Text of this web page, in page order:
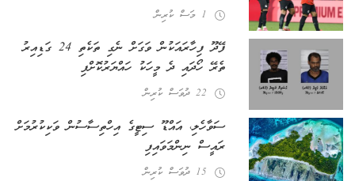
1 މަސް ކުރިން
ފޭދޫ ފިހާރައަކުން ވަގަށް ނެގި ތަކެތި 24 ގަޑިއިރު
ތެރޭ ހޯދައި ދެ މީހަކު ހައްޔަރުކޮށްފި
22 ދުވަސް ކުރިން
ސަވާހެލި، އައްޑޫ ސިޓީގެ އިހްތިސާސުން ވަކިކުރުމަށް
ރައީސް ނިންމަވައިފި
15 ދުވަސް ކުރިން